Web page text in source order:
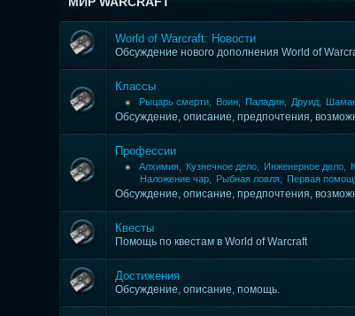
World of Warcraft: Новости
Обсуждение нового дополнения World of
Классы
Рыцарь смерти Воин Паладин Друид
Обсуждение, описание, предпочтения,
Профессии
Алхимия Кузнечное дело Инженерное дело
Наложение чар
Рыбная ловля Первая
Обсуждение, описание, предпочтения,
Квесты
Помощь по квестам в World of Warcraft
Достижения
Обсуждение, описание, помощь.